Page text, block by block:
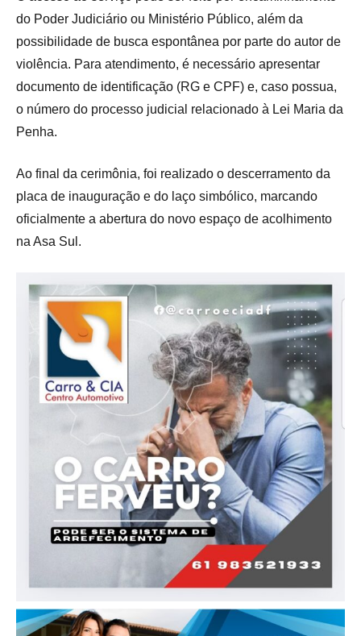
do Poder Judiciário ou Ministério Público, além da
possibilidade de busca espontânea por parte do autor de
violência. Para atendimento, é necessário apresentar
documento de identificação (RG e CPF) e, caso possua,
o número do processo judicial relacionado à Lei Maria da
Penha.
Ao final da cerimônia, foi realizado o descerramento da
placa de inauguração e do laço simbólico, marcando
oficialmente a abertura do novo espaço de acolhimento
na Asa Sul.